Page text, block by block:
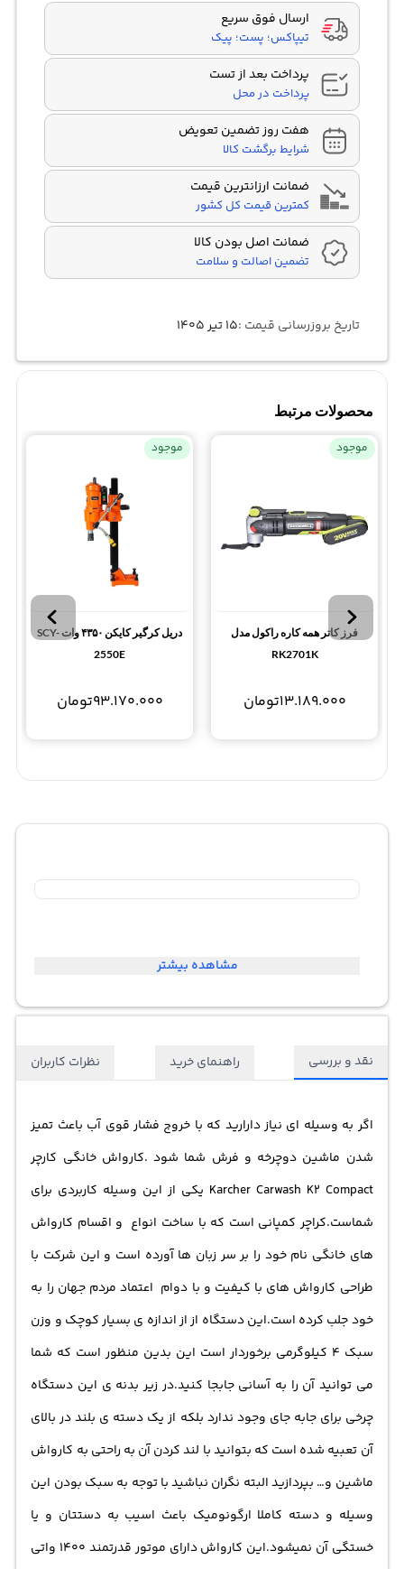
ارسال فوق سریع
تیپاکس؛ پست؛ پیک
پرداخت بعد از تست
پرداخت در محل
هفت روز تضمین تعویض
شرایط برگشت کالا
ضمانت ارزانترین قیمت
کمترین قیمت کل کشور
ضمانت اصل بودن کالا
تضمین اصالت و سلامت
تاریخ بروزرسانی قیمت :۱۵ تیر ۱۴۰۵
محصولات مرتبط
موجود
فرز کاتر همه کاره راکول مدل
RK2701K
13.189.000تومان
موجود
دریل کرگیر کایکن ۴۳۵۰ وات SCY-
2550E
93.170.000تومان
مشاهده بیشتر
نقد و بررسی راهنمای خرید نظرات کاربران
اگر به وسیله ای نیاز دارارید که با خروج فشار قوی آب باعث تمیز
شدن ماشین دوچرخه و فرش شما شود .کارواش خانگی کارچر
Karcher Carwash K2 Compact یکی از این وسیله کاربردی برای
شماست.کراچر کمپانی است که با ساخت انواع و اقسام کارواش
های خانگی نام خود را بر سر زبان ها آورده است و این شرکت با
طراحی کارواش های با کیفیت و با دوام اعتماد مردم جهان را به
خود جلب کرده است.این دستگاه از از اندازه ی بسیار کوچک و وزن
سبک 4 کیلوگرمی برخوردار است این بدین منظور است که شما
می توانید آن را به آسانی جابجا کنید.در زیر بدنه ی این دستگاه
چرخی برای جابه جای وجود ندارد بلکه از یک دسته ی بلند در بالای
آن تعبیه شده است که بتوانید با لند کردن آن به راحتی به کارواش
ماشین و… بپردازید البته نگران نباشید با توجه به سبک بودن این
وسیله و دسته کاملا ارگونومیک باعث اسیب به دستتان و یا
خستگی آن نمیشود.این کارواش دارای موتور قدرتمند 1400 واتی